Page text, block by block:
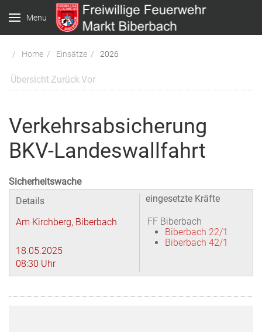
Menu
Home Einsätze 2026
Übersicht ZurückVor
Verkehrsabsicherung
BKV-Landeswallfahrt
Sicherheitswache
Details
Am Kirchberg, Biberbach
18.05.2025
08:30 Uhr
eingesetzte Kräfte
FF Biberbach
Biberbach 22/1
Biberbach 42/1